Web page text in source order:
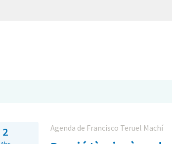
2 Agenda de Francisco Teruel Machí